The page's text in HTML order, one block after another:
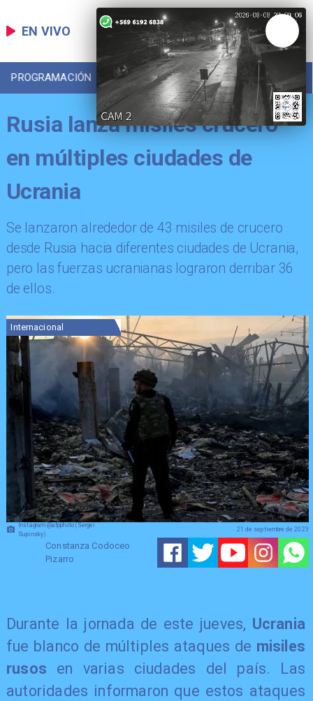
EN VIVO
PROGRAMACIÓN LOCAL DEPORTES
Rusia lanza misiles crucero
en múltiples ciudades de
Ucrania
Se lanzaron alrededor de 43 misiles de crucero
desde Rusia hacia diferentes ciudades de Ucrania,
pero las fuerzas ucranianas lograron derribar 36
de ellos.
Instagram @afpphoto (Sergei
Supinsky)
Internacional
Constanza Codoceo
Pizarro
21 de septiembre de 2023
Durante la jornada de este jueves, Ucrania
fue blanco de múltiples ataques de misiles
rusos en varias ciudades del país. Las
autoridades informaron que estos ataques